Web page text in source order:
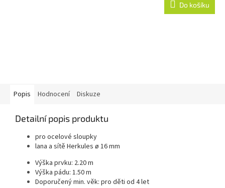
Do košíku
Popis Hodnocení Diskuze
Detailní popis produktu
pro ocelové sloupky
lana a sítě Herkules ø 16 mm
Výška prvku: 2.20 m
Výška pádu: 1.50 m
Doporučený min. věk: pro děti od 4 let